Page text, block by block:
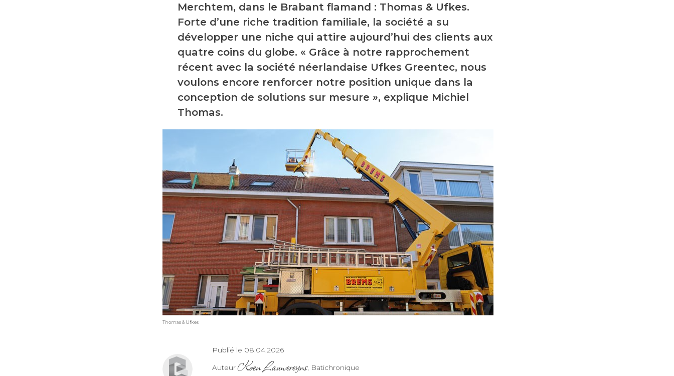
Merchtem, dans le Brabant flamand : Thomas & Ufkes.
Forte d’une riche tradition familiale, la société a su
développer une niche qui attire aujourd’hui des clients aux
quatre coins du globe. « Grâce à notre rapprochement
récent avec la société néerlandaise Ufkes Greentec, nous
voulons encore renforcer notre position unique dans la
conception de solutions sur mesure », explique Michiel
Thomas.
Thomas & Ufkes
Publié le 08.04.2026
AuteurKoen Lauwereyns, Batichronique